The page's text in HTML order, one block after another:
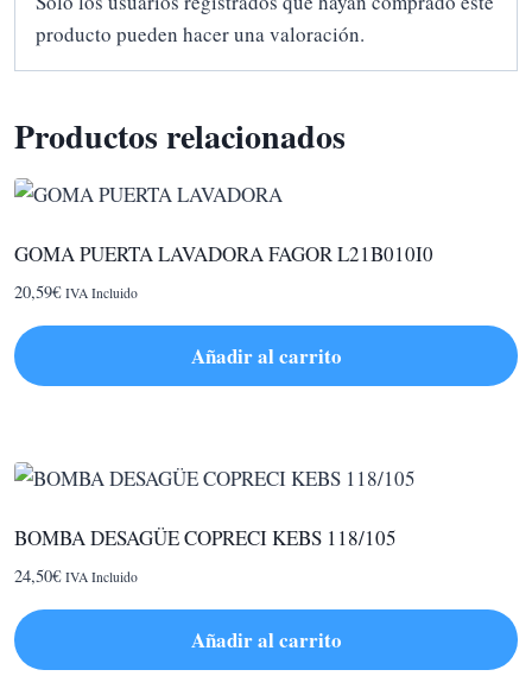
producto pueden hacer una valoración.
Productos relacionados
GOMA PUERTA LAVADORA FAGOR L21B010I0
20,59€ IVA Incluido
Añadir al carrito
BOMBA DESAGÜE COPRECI KEBS 118/105
24,50€ IVA Incluido
Añadir al carrito